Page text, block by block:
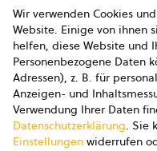
AGB
Wir verwenden Cookies
Website. Einige von ihnen
helfen, diese Website und
Personenbezogene Daten
Adressen), z. B. für
Anzeigen- und
Verwendung Ihrer Daten
Datenschutzerklärung. Sie
Einstellungen widerrufen